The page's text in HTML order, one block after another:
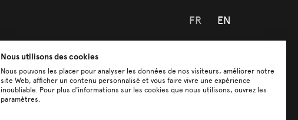
FR EN
Projets Firme Équipe
Nous utilisons des cookies
Nous pouvons les placer pour analyser les données de nos visiteurs, améliorer notre
site Web, afficher un contenu personnalisé et vous faire vivre une expérience
inoubliable. Pour plus d'informations sur les cookies que nous utilisons, ouvrez les
paramètres.